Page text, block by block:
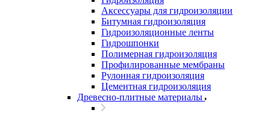
Аксессуары для гидроизоляции
Битумная гидроизоляция
Гидроизоляционные ленты
Гидрошпонки
Полимерная гидроизоляция
Профилированные мембраны
Рулонная гидроизоляция
Цементная гидроизоляция
Древесно-плитные материалы